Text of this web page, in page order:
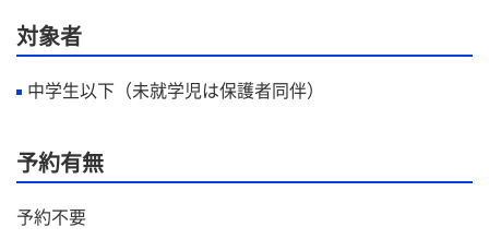
対象者
中学生以下（未就学児は保護者同伴）
予約有無
予約不要